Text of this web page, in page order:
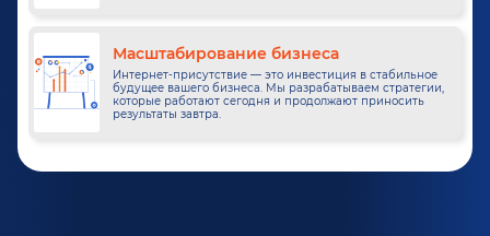
Масштабирование бизнеса
Интернет-присутствие — это инвестиция в стабильное
будущее вашего бизнеса. Мы разрабатываем стратегии,
которые работают сегодня и продолжают приносить
результаты завтра.